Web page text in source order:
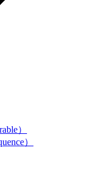
）
）